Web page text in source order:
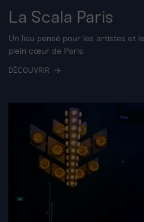
La Scala Paris
Un lieu pensé pour les artistes et
plein cœur de Paris.
DÉCOUVRIR